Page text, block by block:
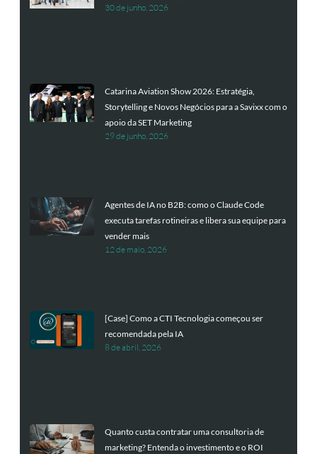
30 de junho, 2026
Catarina Aviation Show 2026: Estratégia,
Storytelling e Novos Negócios para a Savixx com o
apoio da SET Marketing
29 de junho, 2026
Agentes de IA no B2B: como o Claude Code
executa tarefas rotineiras e libera sua equipe para
vender mais
12 de maio, 2026
[Case] Como a CTI Tecnologia começou ser
recomendada pela IA
8 de abril, 2026
Quanto custa contratar uma consultoria de
marketing? Entenda o investimento e o ROI